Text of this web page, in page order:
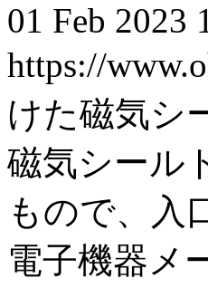
01 Feb 2023
https://
けた磁気シ
磁気シール
もので、入
電子機器メ